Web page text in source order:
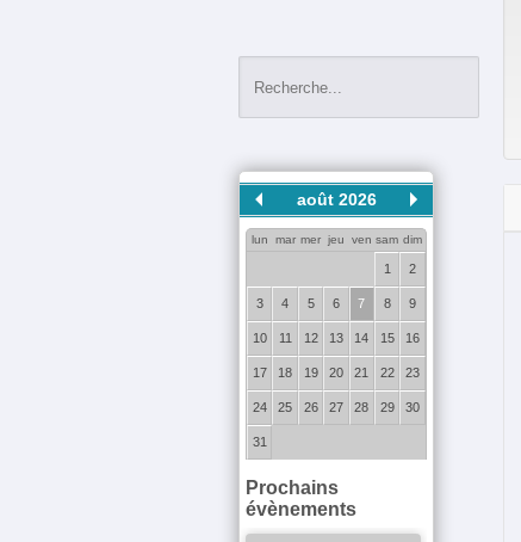
août 2026
lun mar mer jeu ven sam dim
1 2
3 4 5 6 7 8 9
10 11 12 13 14 15 16
17 18 19 20 21 22 23
24 25 26 27 28 29 30
31
Prochains
évènements